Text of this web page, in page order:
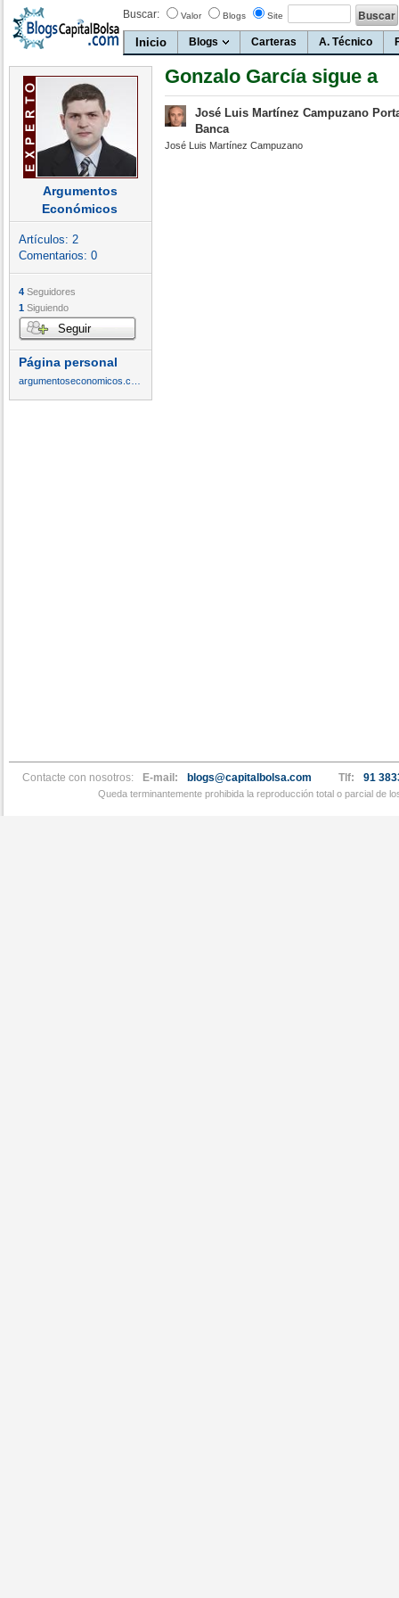
Buscar: Valor Blogs Site
Inicio Blogs Carteras A. Técnico
Argumentos
Económicos
Artículos: 2
Comentarios: 0
4 Seguidores
1 Siguiendo
Seguir
Página personal
Gonzalo García sigue a
José Luis Martínez Campuzano
Banca
José Luis Martínez Campuzano
Contacte con nosotros: E-mail: blogs@capitalbolsa.com Tlf: 91
Queda terminantemente prohibida la reproducción total o parcial de